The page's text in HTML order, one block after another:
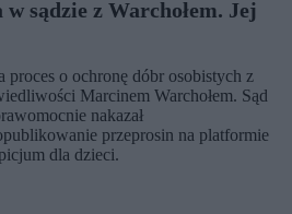
sądzie z Warchołem. Jej
proces o ochronę dóbr osobistych z
Marcinem Warchołem. Sąd
nakazał
przeprosin na platformie
dla dzieci.